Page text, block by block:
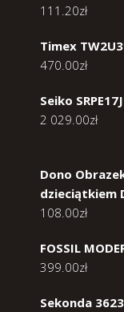
111.20zł
Timex
470.00zł
Seiko
2 029.00zł
Dono
dzieciątkiem
108.00zł
FOSSIL
399.00zł
Sekonda 3623